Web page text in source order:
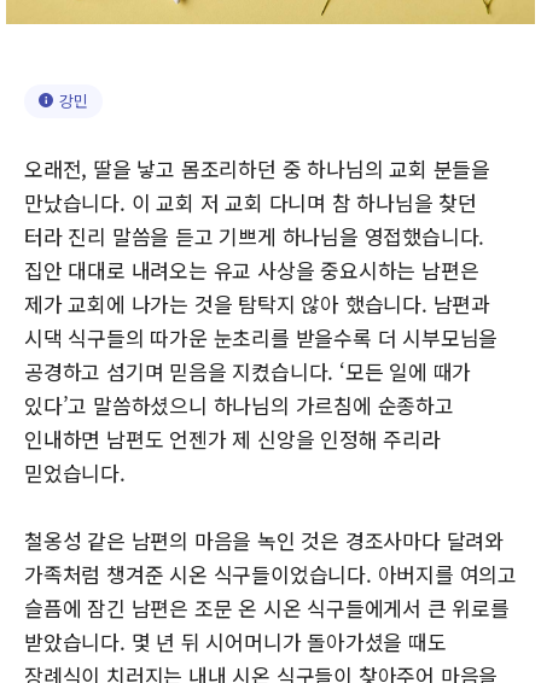
강민
오래전, 딸을 낳고 몸조리하던 중 하나님의 교회 분들을
만났습니다. 이 교회 저 교회 다니며 참 하나님을 찾던
터라 진리 말씀을 듣고 기쁘게 하나님을 영접했습니다.
집안 대대로 내려오는 유교 사상을 중요시하는 남편은
제가 교회에 나가는 것을 탐탁지 않아 했습니다. 남편과
시댁 식구들의 따가운 눈초리를 받을수록 더 시부모님을
공경하고 섬기며 믿음을 지켰습니다. ‘모든 일에 때가
있다’고 말씀하셨으니 하나님의 가르침에 순종하고
인내하면 남편도 언젠가 제 신앙을 인정해 주리라
믿었습니다.
철옹성 같은 남편의 마음을 녹인 것은 경조사마다 달려와
가족처럼 챙겨준 시온 식구들이었습니다. 아버지를 여의고
슬픔에 잠긴 남편은 조문 온 시온 식구들에게서 큰 위로를
받았습니다. 몇 년 뒤 시어머니가 돌아가셨을 때도
장례식이 치러지는 내내 시온 식구들이 찾아주어 마음을